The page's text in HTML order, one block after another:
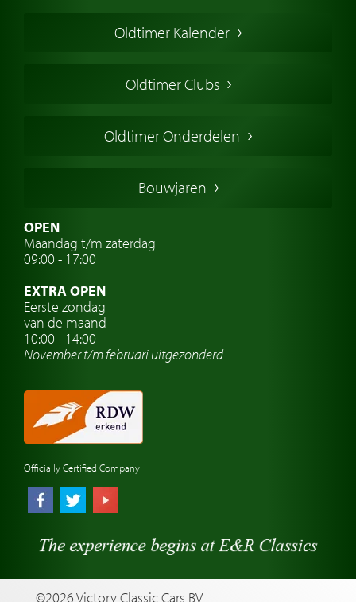
Amerikaanse oldtimers
Franse oldtimers
Zweedse oldtimers
Oldtimer verzekering
Oldtimer reizen
Oldtimerwerkplaats
Automerk horloges
Classic cars Nederland
Oldtimer Kalender
Oldtimer Clubs
Oldtimer Onderdelen
Bouwjaren
OPEN
Maandag t/m zaterdag
09:00 - 17:00
EXTRA OPEN
Eerste zondag
van de maand
10:00 - 14:00
November t/m februariuitgezonderd
Officially Certified Company
©2026 Victory Classic Cars BV